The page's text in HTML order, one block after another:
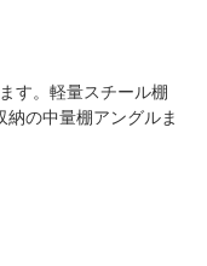
す。軽量スチール棚
納の中量棚アングルま